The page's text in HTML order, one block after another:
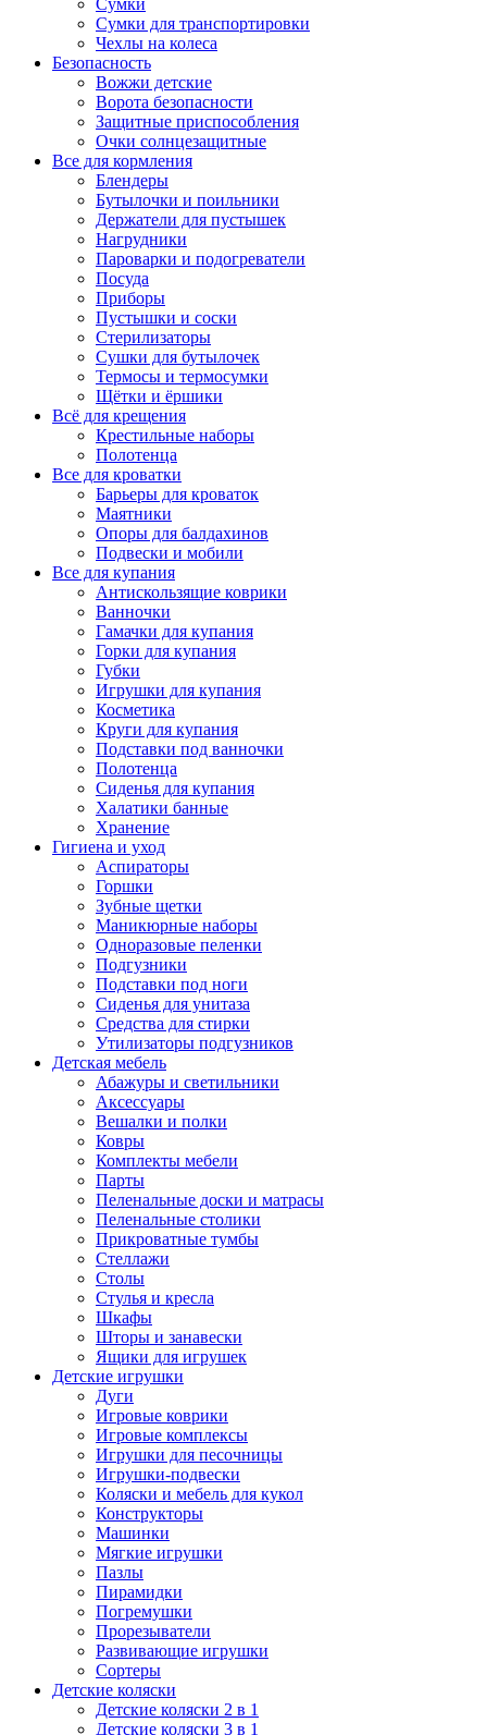
Сумки
Сумки для транспортировки
Чехлы на колеса
Безопасность
Вожжи детские
Ворота безопасности
Защитные приспособления
Очки солнцезащитные
Все для кормления
Блендеры
Бутылочки и поильники
Держатели для пустышек
Нагрудники
Пароварки и подогреватели
Посуда
Приборы
Пустышки и соски
Стерилизаторы
Сушки для бутылочек
Термосы и термосумки
Щётки и ёршики
Всё для крещения
Крестильные наборы
Полотенца
Все для кроватки
Барьеры для кроваток
Маятники
Опоры для балдахинов
Подвески и мобили
Все для купания
Антискользящие коврики
Ванночки
Гамачки для купания
Горки для купания
Губки
Игрушки для купания
Косметика
Круги для купания
Подставки под ванночки
Полотенца
Сиденья для купания
Халатики банные
Хранение
Гигиена и уход
Аспираторы
Горшки
Зубные щетки
Маникюрные наборы
Одноразовые пеленки
Подгузники
Подставки под ноги
Сиденья для унитаза
Средства для стирки
Утилизаторы подгузников
Детская мебель
Абажуры и светильники
Аксессуары
Вешалки и полки
Ковры
Комплекты мебели
Парты
Пеленальные доски и матрасы
Пеленальные столики
Прикроватные тумбы
Стеллажи
Столы
Стулья и кресла
Шкафы
Шторы и занавески
Ящики для игрушек
Детские игрушки
Дуги
Игровые коврики
Игровые комплексы
Игрушки для песочницы
Игрушки-подвески
Коляски и мебель для кукол
Конструкторы
Машинки
Мягкие игрушки
Пазлы
Пирамидки
Погремушки
Прорезыватели
Развивающие игрушки
Сортеры
Детские коляски
Детские коляски 2 в 1
Детские коляски 3 в 1